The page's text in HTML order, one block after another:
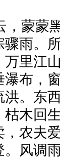
，蒙蒙
骤雨。
万里江
瀑布，
洪。东
枯木回
，农夫
。风调